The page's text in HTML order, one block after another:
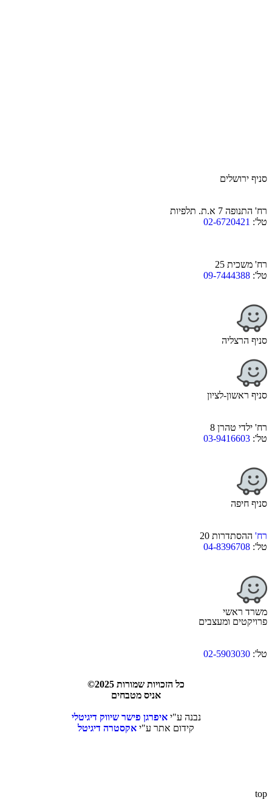
סניף ירושלים
רח' התנופה 7 א.ת. תלפיות
טל': 02-6720421
רח' משכית 25
טל': 09-7444388
סניף הרצליה
סניף ראשון-לציון
רח' ילדי טהרן 8
טל': 03-9416603
סניף חיפה
רח' ההסתדרות 20
טל': 04-8396708
משרד ראשי
פרויקטים ומעצבים
טל': 02-5903030
כל הזכויות שמורות 2025©
אניס מטבחים
נבנה ע"י איפרגן פישר שיווק דיגיטלי
קידום אתר ע"י אקסטרה דיגיטל
top